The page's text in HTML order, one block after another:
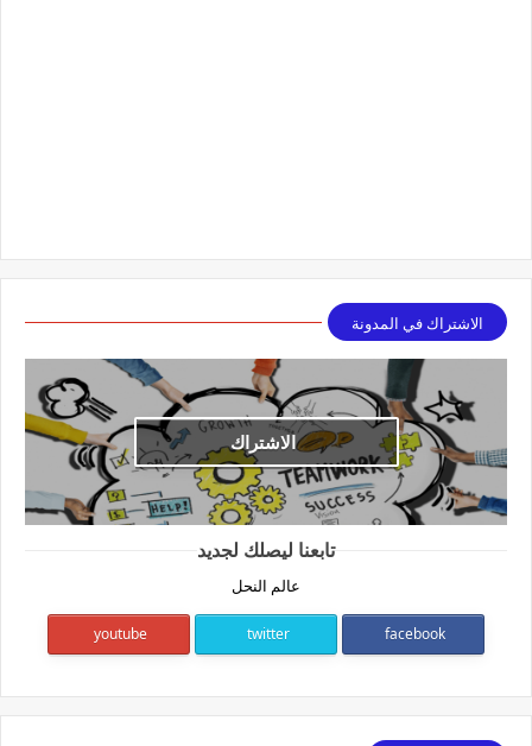
الاشتراك في المدونة
الاشتراك
تابعنا ليصلك لجديد
عالم النحل
facebook
twitter
youtube